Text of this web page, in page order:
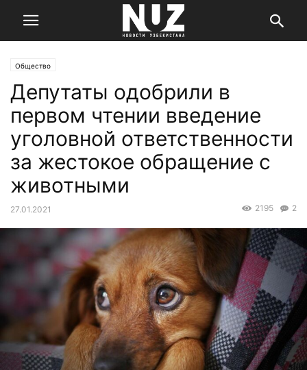
Общество
Депутаты одобрили в
первом чтении введение
уголовной ответственности
за жестокое обращение с
животными
27.01.2021 2
2195